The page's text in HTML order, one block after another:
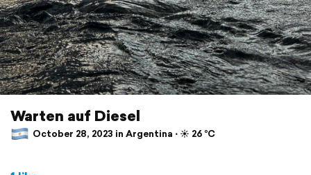
Warten auf Diesel
October 28, 2023 in Argentina ⋅ ☀️ 26 °C